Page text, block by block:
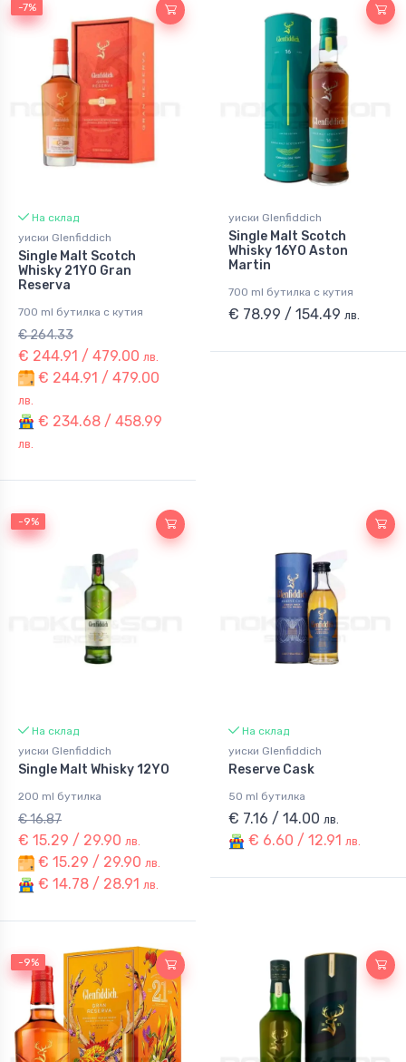
-7%
-7%
На склад
уиски Glenfiddich
Single Malt Scotch
Whisky 21YO Gran
Reserva
700 ml бутилка с кутия
€ 264.33
€ 244.91 / 479.00 лв.
€ 244.91 / 479.00
лв.
€ 234.68 / 458.99
лв.
уиски Glenfiddich
Single Malt Scotch
Whisky 16YO Aston
Martin
700 ml бутилка с кутия
€ 78.99 / 154.49 лв.
-9%
-9%
На склад
уиски Glenfiddich
Single Malt Whisky 12YO
200 ml бутилка
€ 16.87
€ 15.29 / 29.90 лв.
€ 15.29 / 29.90 лв.
€ 14.78 / 28.91 лв.
На склад
уиски Glenfiddich
Reserve Cask
50 ml бутилка
€ 7.16 / 14.00 лв.
€ 6.60 / 12.91 лв.
-9%
-9%